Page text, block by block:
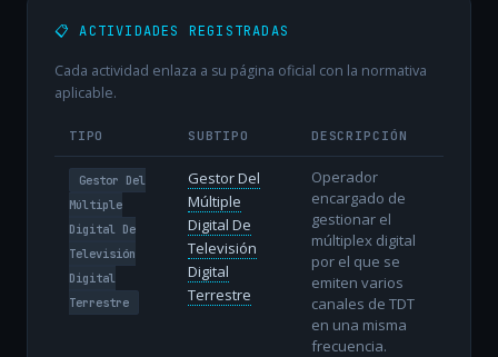
📋 ACTIVIDADES REGISTRADAS
Cada actividad enlaza a su página oficial con la normativa
aplicable.
TIPO SUBTIPO DESCRIPCIÓN
Gestor Del
Múltiple
Digital De
Televisión
Digital
Terrestre
Gestor Del
Múltiple
Digital De
Televisión
Digital
Terrestre
Operador
encargado de
gestionar el
múltiplex digital
por el que se
emiten varios
canales de TDT
en una misma
frecuencia.